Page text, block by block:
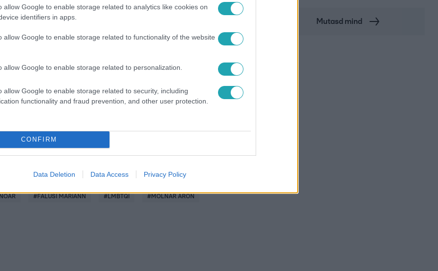
allow Google to enable storage related to analytics like cookies on
identifiers in apps.
allow Google to enable storage related to functionality of the website
allow Google to enable storage related to personalization.
allow Google to enable storage related to security, including
functionality and fraud prevention, and other user protection.
CONFIRM
Data Deletion Data Access Privacy Policy
legyen a Google-találatokban!
NOÁR #FALUSI MARIANN # LMBTQI #MOLNÁR ÁRON
Mutasd mind